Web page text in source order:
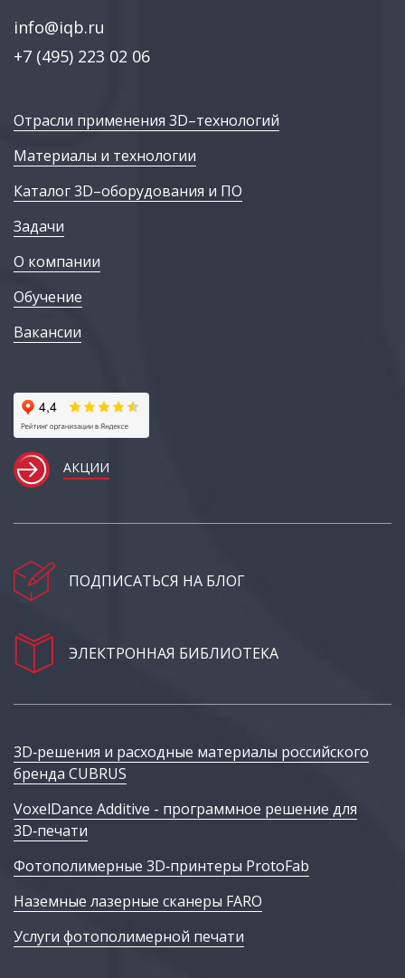
info@iqb.ru
+7 (495) 223 02 06
Отрасли применения 3D–технологий
Материалы и технологии
Каталог 3D–оборудования и ПО
Задачи
О компании
Обучение
Вакансии
АКЦИИ
ПОДПИСАТЬСЯ НА БЛОГ
ЭЛЕКТРОННАЯ БИБЛИОТЕКА
3D‑решения и расходные материалы российского
бренда CUBRUS
VoxelDance Additive - программное решение для
3D‑печати
Фотополимерные 3D‑принтеры ProtoFab
Наземные лазерные сканеры FARO
Услуги фотополимерной печати